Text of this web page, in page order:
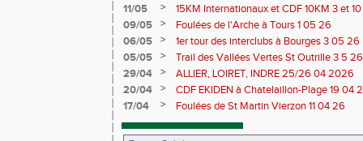
11/05
>
15KM Internationaux et CDF 10KM 3 et
09/05
>
Foulées de l'Arche à Tours 1 05 26
06/05
>
1er tour des interclubs à Bourges 3 05 26
05/05
>
Trail des Vallées Vertes St Outrille 3 5 26
29/04
>
ALLIER, LOIRET, INDRE 25/26 04 2026
20/04
>
CDF EKIDEN à Chatelaillon-Plage 19 04
17/04
> Foulées de St Martin Vierzon 11 04 26